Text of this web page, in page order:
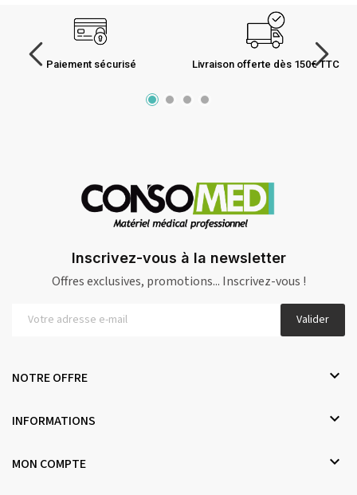
Paiement sécurisé Livraison offerte dès 150€ TTC
Inscrivez-vous à la newsletter
Offres exclusives, promotions... Inscrivez-vous !
Valider
NOTRE OFFRE 
INFORMATIONS 
MON COMPTE 